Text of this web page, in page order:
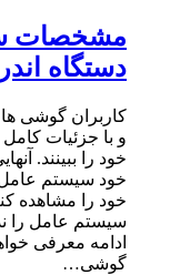
مشخصات
دستگاه
کاربران گوشی
و با جزئیات
خود را ببینند.
خود سیستم
خود را مشاهده
سیستم عامل را
ادامه معرفی
گوشی…